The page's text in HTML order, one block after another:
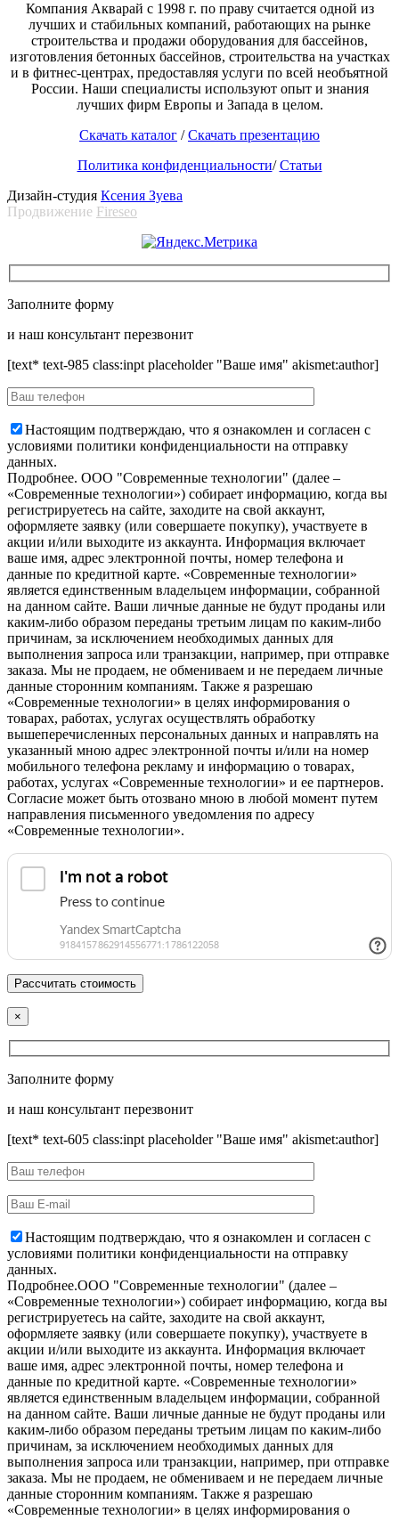
Компания Акварай с 1998 г. по праву считается одной из
лучших и стабильных компаний, работающих на рынке
строительства и продажи оборудования для бассейнов,
изготовления бетонных бассейнов, строительства на участках
и в фитнес-центрах, предоставляя услуги по всей необъятной
России. Наши специалисты используют опыт и знания
лучших фирм Европы и Запада в целом.
Скачать каталог / Скачать презентацию
Политика конфиденциальности/Статьи
Дизайн-студия Ксения Зуева
Продвижение Fireseo
Заполните форму
и наш консультант перезвонит
[text* text-985 class:inpt placeholder "Ваше имя" akismet:author]
Настоящим подтверждаю, что я ознакомлен и согласен с
условиями политики конфиденциальности на отправку
данных.
Подробнее. OOO "Современные технологии" (далее –
«Современные технологии») собирает информацию, когда вы
регистрируетесь на сайте, заходите на свой аккаунт,
оформляете заявку (или совершаете покупку), участвуете в
акции и/или выходите из аккаунта. Информация включает
ваше имя, адрес электронной почты, номер телефона и
данные по кредитной карте. «Современные технологии»
является единственным владельцем информации, собранной
на данном сайте. Ваши личные данные не будут проданы или
каким-либо образом переданы третьим лицам по каким-либо
причинам, за исключением необходимых данных для
выполнения запроса или транзакции, например, при отправке
заказа. Мы не продаем, не обмениваем и не передаем личные
данные сторонним компаниям. Также я разрешаю
«Современные технологии» в целях информирования о
товарах, работах, услугах осуществлять обработку
вышеперечисленных персональных данных и направлять на
указанный мною адрес электронной почты и/или на номер
мобильного телефона рекламу и информацию о товарах,
работах, услугах «Современные технологии» и ее партнеров.
Согласие может быть отозвано мною в любой момент путем
направления письменного уведомления по адресу
«Современные технологии».
×
Заполните форму
и наш консультант перезвонит
[text* text-605 class:inpt placeholder "Ваше имя" akismet:author]
Настоящим подтверждаю, что я ознакомлен и согласен с
условиями политики конфиденциальности на отправку
данных.
Подробнее.OOO "Современные технологии" (далее –
«Современные технологии») собирает информацию, когда вы
регистрируетесь на сайте, заходите на свой аккаунт,
оформляете заявку (или совершаете покупку), участвуете в
акции и/или выходите из аккаунта. Информация включает
ваше имя, адрес электронной почты, номер телефона и
данные по кредитной карте. «Современные технологии»
является единственным владельцем информации, собранной
на данном сайте. Ваши личные данные не будут проданы или
каким-либо образом переданы третьим лицам по каким-либо
причинам, за исключением необходимых данных для
выполнения запроса или транзакции, например, при отправке
заказа. Мы не продаем, не обмениваем и не передаем личные
данные сторонним компаниям. Также я разрешаю
«Современные технологии» в целях информирования о